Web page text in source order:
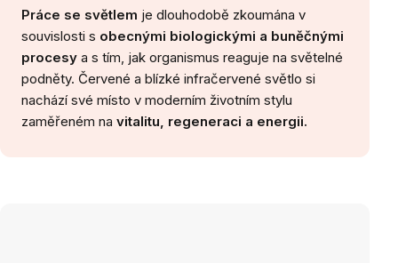
Práce se světlem je dlouhodobě zkoumána v
souvislosti s obecnými biologickými a buněčnými
procesy a s tím, jak organismus reaguje na světelné
podněty. Červené a blízké infračervené světlo si
nachází své místo v moderním životním stylu
zaměřeném na vitalitu, regeneraci a energii.